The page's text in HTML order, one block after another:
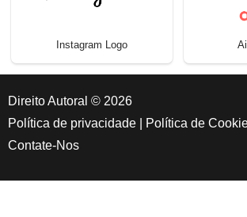
Instagram Logo
Direito Autoral © 2026
Política de privacidade
Política de
Contate-Nos